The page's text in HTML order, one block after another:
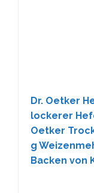
Dr. Oetker
lockerer
Oetker
g
Backen von